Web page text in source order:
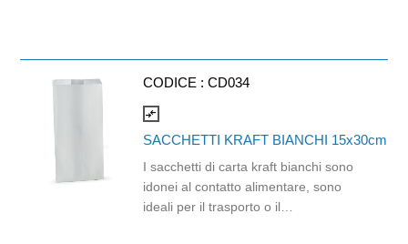
CODICE : CD034
compare_arrows
SACCHETTI KRAFT BIANCHI 15x30cm
I sacchetti di carta kraft bianchi sono
idonei al contatto alimentare, sono
ideali per il trasporto o il